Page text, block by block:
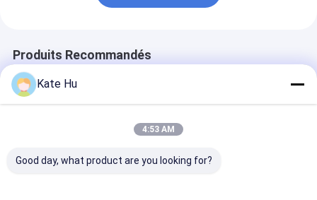
Produits Recommandés
Kate Hu
4:53 AM
Good day, what product are you looking for?